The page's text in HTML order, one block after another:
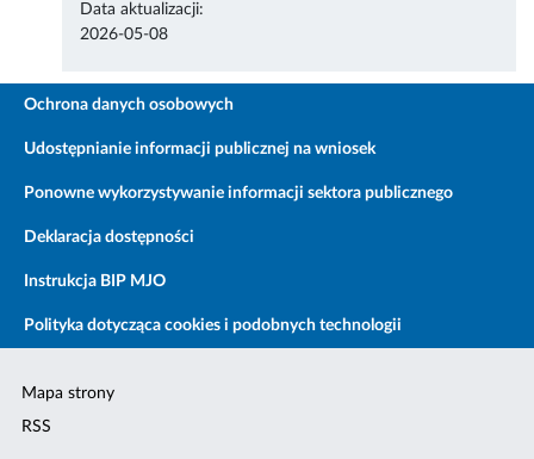
Data aktualizacji:
2026-05-08
Ochrona danych osobowych
Udostępnianie informacji publicznej na wniosek
Ponowne wykorzystywanie informacji sektora publicznego
Deklaracja dostępności
Instrukcja BIP MJO
Polityka dotycząca cookies i podobnych technologii
Mapa strony
RSS